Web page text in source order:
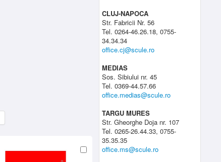
CLUJ-NAPOCA
Str. Fabricii Nr. 56
Tel. 0264-46.26.18, 0755-
34.34.34
office.cj@scule.ro
MEDIAS
Sos. Sibiului nr. 45
Tel. 0369-44.57.66
office.medias@scule.ro
TARGU MURES
Str. Gheorghe Doja nr. 107
Tel. 0265-26.44.33, 0755-
35.35.35
office.ms@scule.ro